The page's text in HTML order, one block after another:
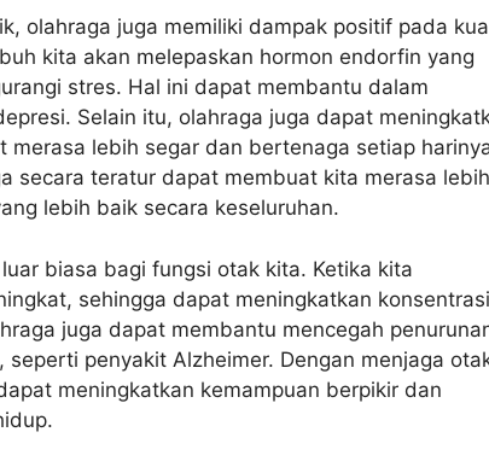
olahraga juga memiliki dampak positif pada
kita akan melepaskan hormon endorfin yang
stres. Hal ini dapat membantu dalam
Selain itu, olahraga juga dapat
lebih segar dan bertenaga setiap
secara teratur dapat membuat kita merasa lebih
lebih baik secara keseluruhan.
biasa bagi fungsi otak kita. Ketika kita
sehingga dapat meningkatkan
juga dapat membantu mencegah
penyakit Alzheimer. Dengan menjaga
meningkatkan kemampuan berpikir dan